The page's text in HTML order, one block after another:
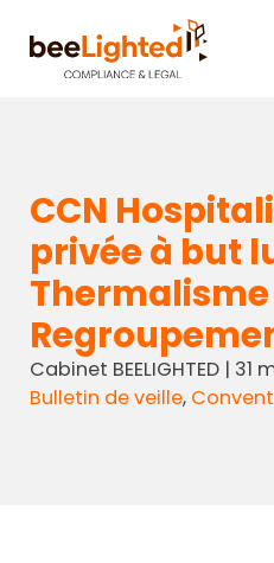
CCN
privée à but
Thermalisme
Cabinet BEELIGHTED| 31
Bulletin de veille,